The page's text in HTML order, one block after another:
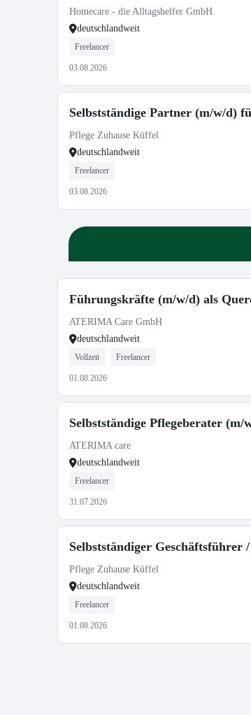
Homecare - die Alltagshelfer GmbH
deutschlandweit
Freelancer
03.08.2026
Selbstständige Partner (m/w/d)
Pflege Zuhause Küffel
deutschlandweit
Freelancer
03.08.2026
Führungskräfte (m/w/d) als
ATERIMA Care GmbH
deutschlandweit
Vollzeit Freelancer
01.08.2026
Selbstständige Pflegeberater
ATERIMA care
deutschlandweit
Freelancer
31.07.2026
Selbstständiger
Pflege Zuhause Küffel
deutschlandweit
Freelancer
01.08.2026